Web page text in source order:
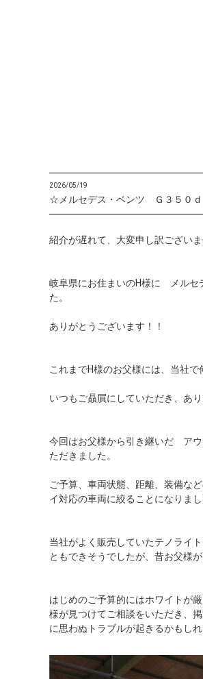
2026/05/19
☆メルセデス・ベンツ Ｇ３５０
紹介が遅れて、大変申し訳ござい
岐阜県にお住まいのH様に メル
た。
ありがとうございます！！
これまでH様のお父様には、当社
いつもご贔屓にしていただき、あり
今回はお父様から引き継いだ ア
ただきました。
ご予算、車両状態、距離、装備な
イ対応の車両に絞ることになりま
当社がよく販売していたテノライ
ともできそうでしたが、昔お父様
はじめのご予算的にはホワイトが
様が見つけてご相談をいただき、
に思わぬトラブルが起きるかもし